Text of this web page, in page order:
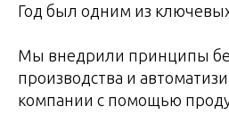
Год был одним из
Мы внедрили принципы
производства и
компании с помощью